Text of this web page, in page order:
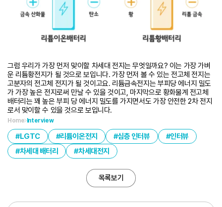
그럼 우리가 가장 먼저 맞이할 차세대 전지는 무엇일까요? 이는 가장 가벼
운 리튬황전지가 될 것으로 보입니다. 가장 먼저 볼 수 있는 전고체 전지는
고분자의 전고체 전지가 될 것이고요. 리튬금속전지는 부피당 에너지 밀도
가 가장 높은 전지로써 만날 수 있을 것이고, 마지막으로 황화물계 전고체
배터리는 꽤 높은 부피 당 에너지 밀도를 가지면서도 가장 안전한 2차 전지
로서 맞이할 수 있을 것으로 보입니다.
Home Interview
LGTC 리튬이온전지 심층 인터뷰
인터뷰
차세대 배터리
차세대전지
목록보기